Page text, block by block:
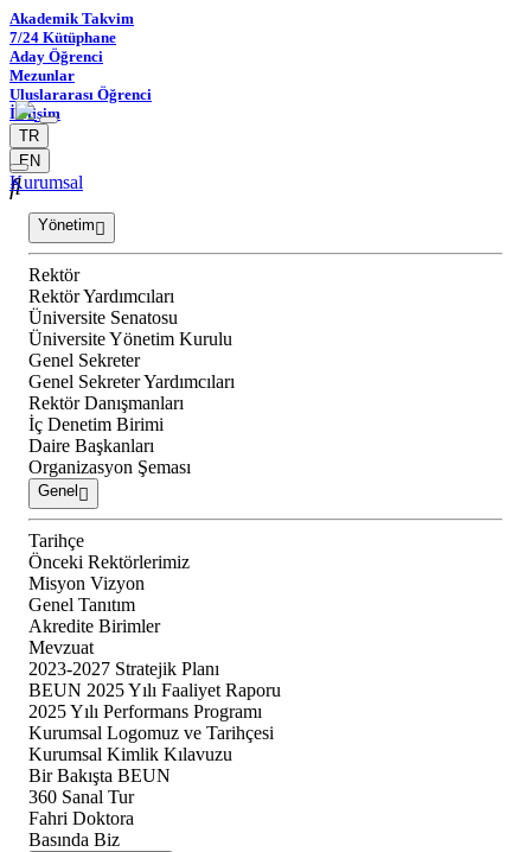
Akademik Takvim
7/24 Kütüphane
Aday Öğrenci
Mezunlar
Uluslararası Öğrenci
İletişim
TR
EN
Kurumsal
Yönetim
Rektör
Rektör Yardımcıları
Üniversite Senatosu
Üniversite Yönetim Kurulu
Genel Sekreter
Genel Sekreter Yardımcıları
Rektör Danışmanları
İç Denetim Birimi
Daire Başkanları
Organizasyon Şeması
Genel
Tarihçe
Önceki Rektörlerimiz
Misyon Vizyon
Genel Tanıtım
Akredite Birimler
Mevzuat
2023-2027 Stratejik Planı
BEUN 2025 Yılı Faaliyet Raporu
2025 Yılı Performans Programı
Kurumsal Logomuz ve Tarihçesi
Kurumsal Kimlik Kılavuzu
Bir Bakışta BEUN
360 Sanal Tur
Fahri Doktora
Basında Biz